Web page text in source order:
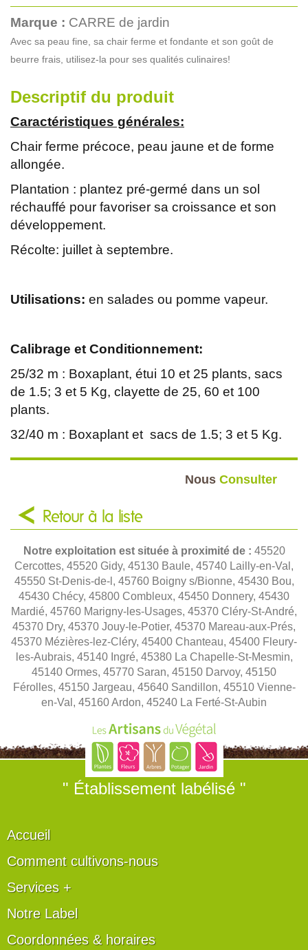
Marque : CARRE de jardin
Avec sa peau fine, sa chair ferme et fondante et son goût de
beurre frais, utilisez-la pour ses qualités culinaires!
Descriptif du produit
Caractéristiques générales:
Chair ferme précoce, peau jaune et de forme
allongée.
Plantation : plantez pré-germé dans un sol
réchauffé pour favoriser sa croissance et son
développement.
Récolte: juillet à septembre.
Utilisations: en salades ou pomme vapeur.
Calibrage et Conditionnement:
25/32 m : Boxaplant, étui 10 et 25 plants, sacs
de 1.5; 3 et 5 Kg, clayette de 25, 60 et 100
plants.
32/40 m : Boxaplant et sacs de 1.5; 3 et 5 Kg.
Nous Consulter
Retour à la liste
Notre exploitation est située à proximité de : 45520
Cercottes, 45520 Gidy, 45130 Baule, 45740 Lailly-en-Val,
45550 St-Denis-de-l, 45760 Boigny s/Bionne, 45430 Bou,
45430 Chécy, 45800 Combleux, 45450 Donnery, 45430
Mardié, 45760 Marigny-les-Usages, 45370 Cléry-St-André,
45370 Dry, 45370 Jouy-le-Potier, 45370 Mareau-aux-Prés,
45370 Mézières-lez-Cléry, 45400 Chanteau, 45400 Fleury-
les-Aubrais, 45140 Ingré, 45380 La Chapelle-St-Mesmin,
45140 Ormes, 45770 Saran, 45150 Darvoy, 45150
Férolles, 45150 Jargeau, 45640 Sandillon, 45510 Vienne-
en-Val, 45160 Ardon, 45240 La Ferté-St-Aubin
" Établissement labélisé "
Accueil
Comment cultivons-nous
Services +
Notre Label
Coordonnées & horaires